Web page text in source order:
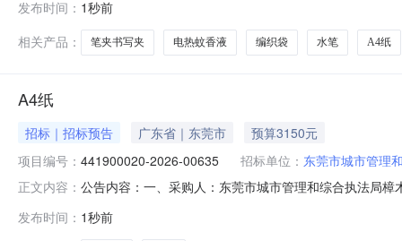
交通管理支队采购单位地址:亳州市魏武大道606号三、
发布时间： 1秒前
相关产品：
笔夹书写夹 电热蚊香液 编织袋 水笔 A4纸
A4纸
招标｜招标预告 广东省｜东莞市
预算3150元
项目编号： 441900020-2026-00635 招标单位： 东莞市城市管理
正文内容： 公告内容：一、采购人：东莞市城市管理和综合执法局
发布时间： 1秒前